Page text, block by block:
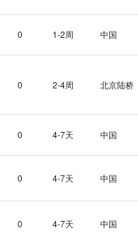
0 1-2周 中国
0 2-4周 北京陆桥
0 4-7天 中国
0 4-7天 中国
0 4-7天 中国